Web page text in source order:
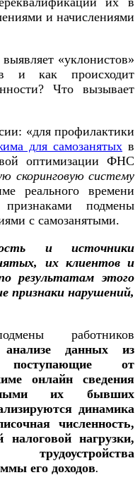
и начислениями
«уклонистов»
и как происходит
Что вызывает
«для профилактики
для самозанятых в
оптимизации ФНС
скоринговую систему
реального времени
подмены
с самозанятыми.
и источники
их клиентов и
результатам этого
признаки нарушений,
работников
данных из
поступающие от
онлайн сведения
их бывших
динамика
численность,
налоговой нагрузки,
его доходов.